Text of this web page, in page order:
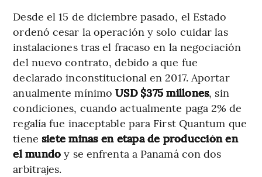
Desde el 15 de diciembre pasado, el Estado
ordenó cesar la operación y solo cuidar las
instalaciones tras el fracaso en la negociación
del nuevo contrato, debido a que fue
declarado inconstitucional en 2017. Aportar
anualmente mínimoUSD $375 millones, sin
condiciones, cuando actualmente paga 2% de
regalía fue inaceptable para First Quantum que
tiene siete minas en etapa de producción en
el mundo y se enfrenta a Panamá con dos
arbitrajes.